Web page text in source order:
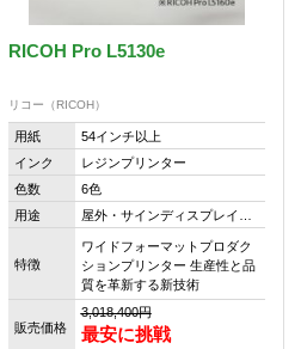
RICOH Pro L5130e
リコー（RICOH）
用紙
54インチ以上
インク
レジンプリンター
色数
6色
用途
屋外・サインディスプレイ…
特徴
ワイドフォーマットプロダク
ションプリンター 生産性と品
質を革新する新技術
販売価格
3,018,400円
最安に挑戦